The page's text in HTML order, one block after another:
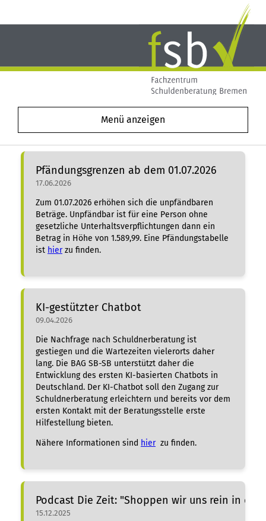
Menü anzeigen
Pfändungsgrenzen ab dem 01.07.2026
17.06.2026
Zum 01.07.2026 erhöhen sich die unpfändbaren
Beträge. Unpfändbar ist für eine Person ohne
gesetzliche Unterhaltsverpflichtungen dann ein
Betrag in Höhe von 1.589,99. Eine Pfändungstabelle
ist hierzu finden.
KI-gestützter Chatbot
09.04.2026
Die Nachfrage nach Schuldnerberatung ist
gestiegen und die Wartezeiten vielerorts daher
lang. Die BAG SB-SB unterstützt daher die
Entwicklung des ersten KI-basierten Chatbots in
Deutschland. Der KI-Chatbot soll den Zugang zur
Schuldnerberatung erleichtern und bereits vor dem
ersten Kontakt mit der Beratungsstelle erste
Hilfestellung bieten.
Nähere Informationen sind hierzu finden.
Podcast Die Zeit: "Shoppen wir uns rein in die
15.12.2025